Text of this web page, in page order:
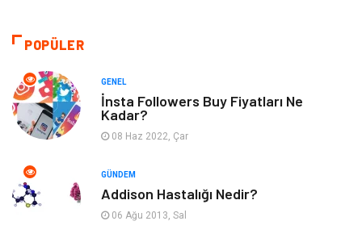
Otomotiv
Giyim
Cilt ve Deri Hastalıkları
Organizasyon Hastalıklar
POPÜLER
GENEL
İnsta Followers Buy Fiyatları Ne
Kadar?
08 Haz 2022, Çar
GÜNDEM
Addison Hastalığı Nedir?
06 Ağu 2013, Sal